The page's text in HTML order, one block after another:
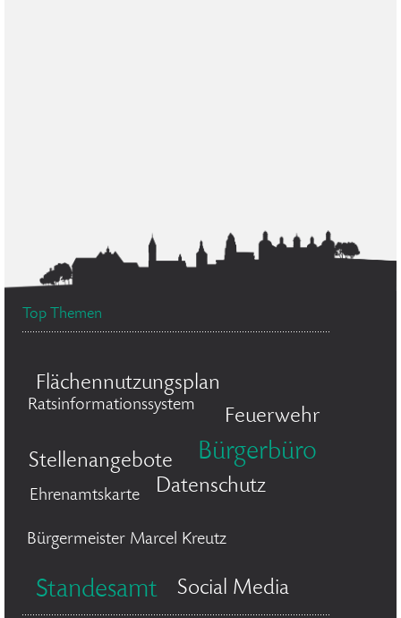
Top Themen
Flächennutzungsplan
Ratsinformationssystem
Feuerwehr
Stellenangebote
Bürgerbüro
Ehrenamtskarte Datenschutz
Bürgermeister Marcel Kreutz
Standesamt Social Media